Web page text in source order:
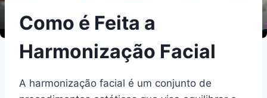
Como é Feita a
Harmonização Facial
A harmonização facial é um conjunto de